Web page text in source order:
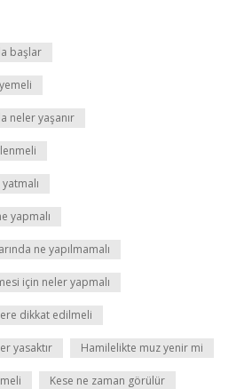
başlar
neler yaşanır
yapmalı
ne yapılmamalı
için neler yapmalı
dikkat edilmeli
yasaktır Hamilelikte muz yenir mi
Kese ne zaman görülür